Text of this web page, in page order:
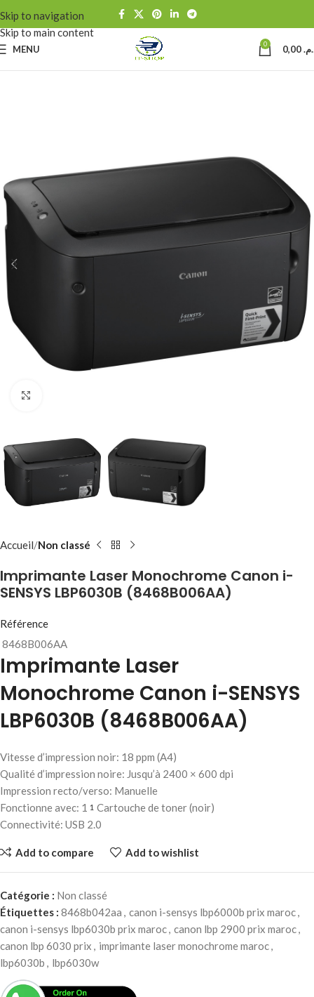
Skip to navigation
Skip to main content
MENU 0
Accueil Non classé
Imprimante Laser Monochrome Canon i-
SENSYS LBP6030B (8468B006AA)
Référence
8468B006AA
Imprimante Laser
Monochrome Canon i-SENSYS
LBP6030B (8468B006AA)
Vitesse d’impression noir: 18 ppm (A4)
Qualité d’impression noire: Jusqu’à 2400 × 600 dpi
Impression recto/verso: Manuelle
Fonctionne avec: 1 1 Cartouche de toner (noir)
Connectivité: USB 2.0
Add to compare Add to wishlist
Catégorie : Non classé
Étiquettes : 8468b042aa , canon i-sensys lbp6000b prix maroc,
canon i-sensys lbp6030b prix maroc, canon lbp 2900 prix maroc,
canon lbp 6030 prix , imprimante laser monochrome maroc,
lbp6030b , lbp6030w